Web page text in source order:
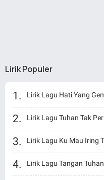
Lirik Populer
Lirik Lagu Hati Yang
Lirik Lagu Tuhan Tak
Lirik Lagu Ku Mau Iring
Lirik Lagu Tangan